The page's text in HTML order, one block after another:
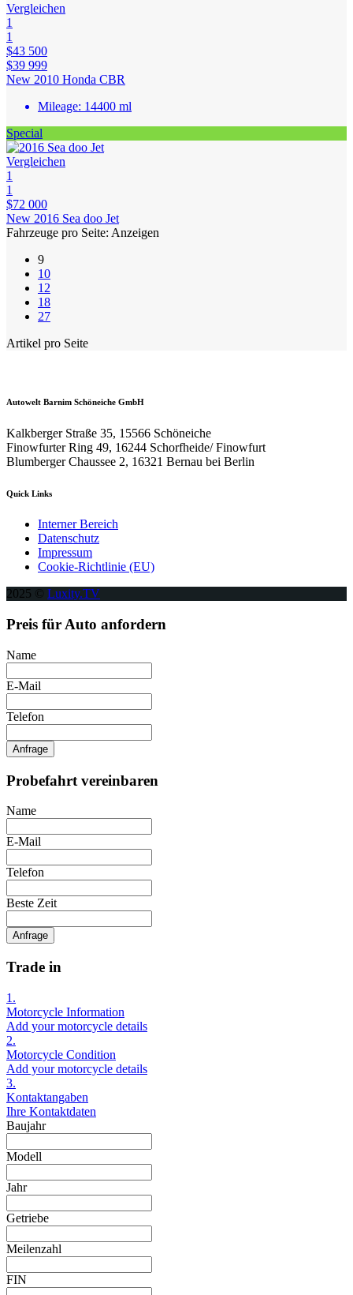
Vergleichen
1
1
$43 500
$39 999
New 2010 Honda CBR
Mileage: 14400 ml
Special
Vergleichen
1
1
$72 000
New 2016 Sea doo Jet
Fahrzeuge pro Seite: Anzeigen
9
10
12
18
27
Artikel pro Seite
Autowelt Barnim Schöneiche GmbH
Kalkberger Straße 35, 15566 Schöneiche
Finowfurter Ring 49, 16244 Schorfheide/ Finowfurt
Blumberger Chaussee 2, 16321 Bernau bei Berlin
Quick Links
Interner Bereich
Datenschutz
Impressum
Cookie-Richtlinie (EU)
2025 © Luxity.TV
Preis für Auto anfordern
Name
E-Mail
Telefon
Anfrage
Probefahrt vereinbaren
Name
E-Mail
Telefon
Beste Zeit
Anfrage
Trade in
1.
Motorcycle Information
Add your motorcycle details
2.
Motorcycle Condition
Add your motorcycle details
3.
Kontaktangaben
Ihre Kontaktdaten
Baujahr
Modell
Jahr
Getriebe
Meilenzahl
FIN